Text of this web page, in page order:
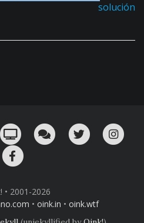
solución
email! canal en Telegram!
Oink! TV Charla con nosotros
Twitter
• 2001-2026
• oink.in • oink.wtf